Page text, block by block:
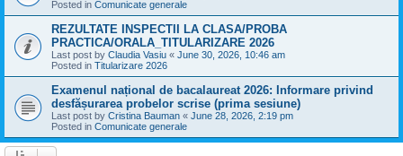
Posted in Comunicate generale
REZULTATE INSPECTII LA CLASA/PROBA
PRACTICA/ORALA_TITULARIZARE 2026
Last post by Claudia Vasiu « June 30, 2026, 10:46 am
Posted in Titularizare 2026
Examenul național de bacalaureat 2026: Informare privind
desfășurarea probelor scrise (prima sesiune)
Last post by Cristina Bauman « June 28, 2026, 2:19 pm
Posted in Comunicate generale